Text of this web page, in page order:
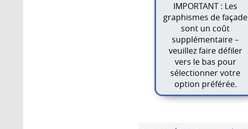
IMPORTANT : Les
graphismes de façade
sont un coût
supplémentaire –
veuillez faire défiler
vers le bas pour
sélectionner votre
option préférée.